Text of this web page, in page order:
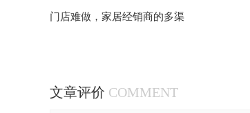
门店难做，家居经销商的多渠
文章评价 COMMENT